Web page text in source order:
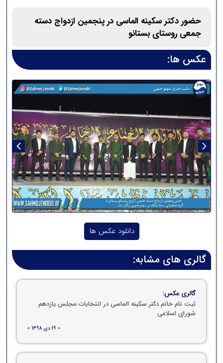
حضور دکتر سکینه الماسی در پنجمین ازدواج دسته
جمعی روستای بستانو
عکس ها:
دانلود عکس ها
گالری های مشابه:
گالری عکس:
ثبت نام خانم دکتر سکینه الماسی در انتخابات مجلس یازدهم
شورای اسلامی
« 19 دی 1398 »